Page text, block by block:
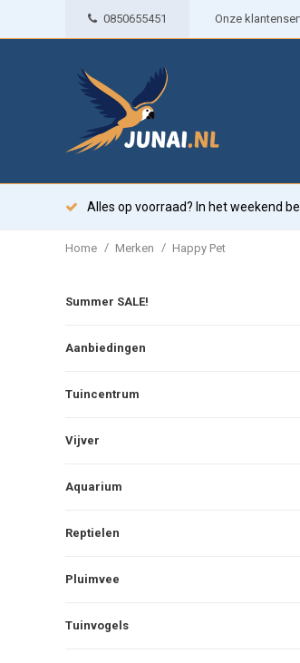
0850655451 Onze
Alles op voorraad? In het weekend
Home / Merken / Happy Pet
Summer SALE!
Aanbiedingen
Tuincentrum
Vijver
Aquarium
Reptielen
Pluimvee
Tuinvogels